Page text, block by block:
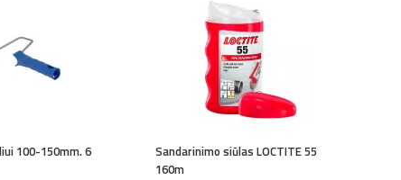
100-150mm. 6
Sandarinimo siūlas LOCTITE 55
160m